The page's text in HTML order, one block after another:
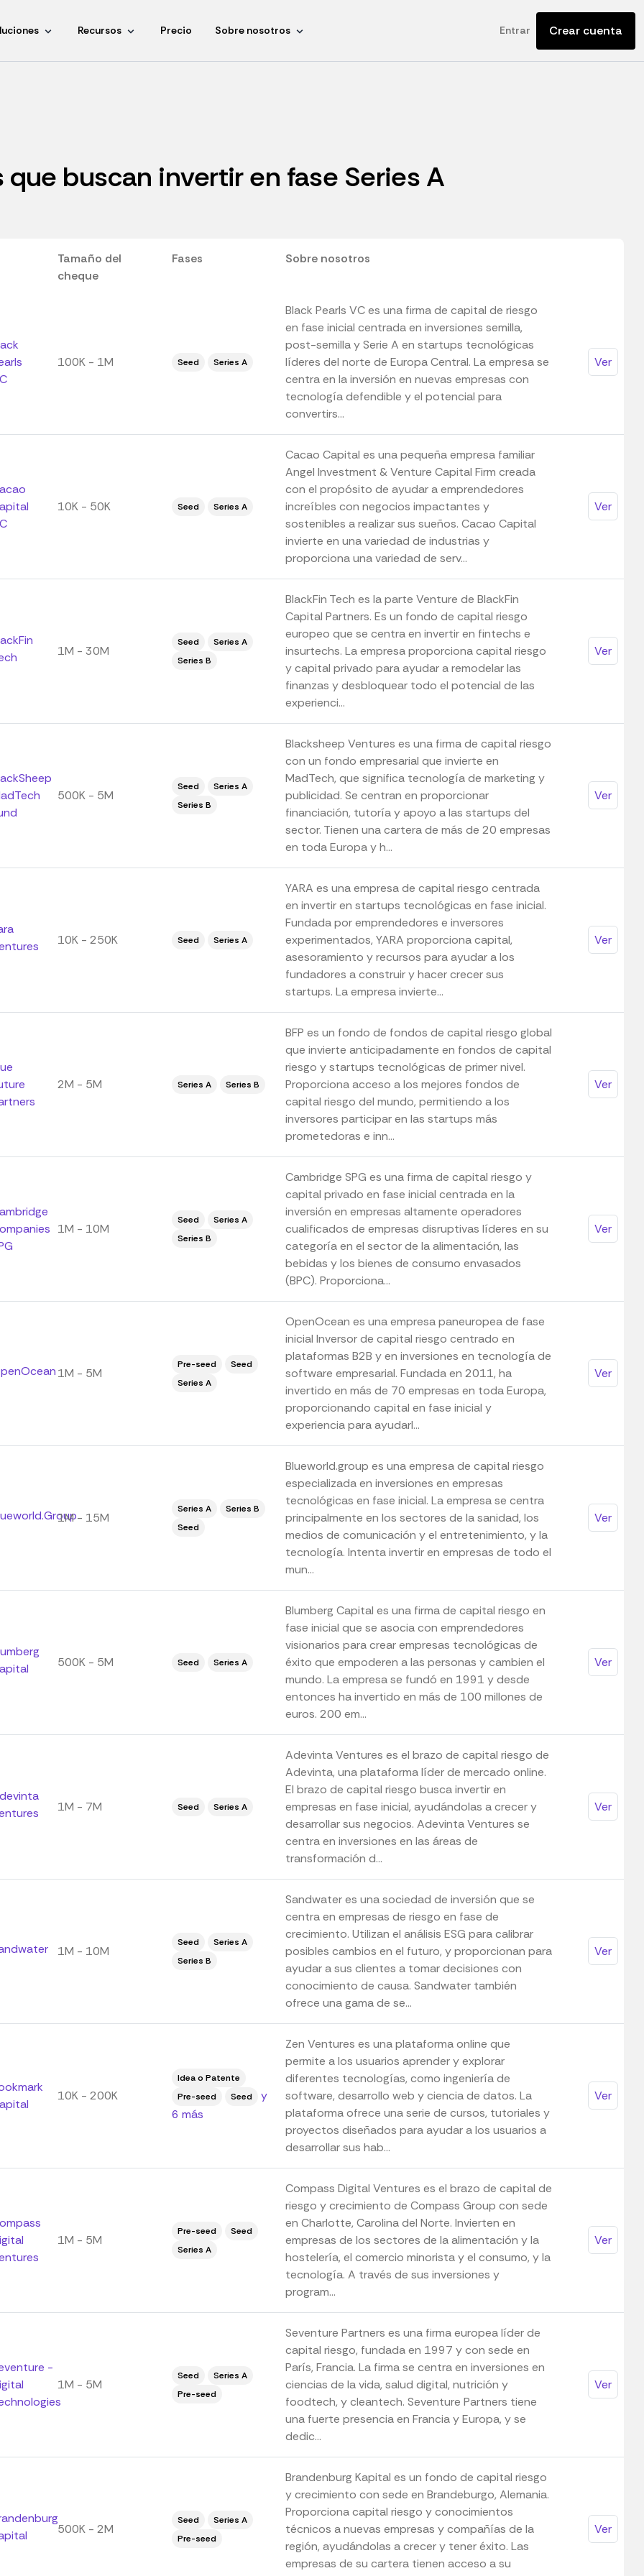
Recursos Precio Sobre nosotros Entrar Crear cuenta
que buscan invertir en fase Series A
Tamaño del
cheque
Fases Sobre nosotros
100K - 1M Seed Series A
Black Pearls VC es una firma de capital de riesgo
en fase inicial centrada en inversiones semilla,
post-semilla y Serie A en startups tecnológicas
líderes del norte de Europa Central. La empresa se
centra en la inversión en nuevas empresas con
tecnología defendible y el potencial para
convertirs...
Ver
10K - 50K Seed Series A
Cacao Capital es una pequeña empresa familiar
Angel Investment & Venture Capital Firm creada
con el propósito de ayudar a emprendedores
increíbles con negocios impactantes y
sostenibles a realizar sus sueños. Cacao Capital
invierte en una variedad de industrias y
proporciona una variedad de serv...
Ver
1M - 30M
Seed
Series A
Series B
BlackFin Tech es la parte Venture de BlackFin
Capital Partners. Es un fondo de capital riesgo
europeo que se centra en invertir en fintechs e
insurtechs. La empresa proporciona capital riesgo
y capital privado para ayudar a remodelar las
finanzas y desbloquear todo el potencial de las
experienci...
Ver
500K - 5M
Seed
Series A
Series B
Blacksheep Ventures es una firma de capital riesgo
con un fondo empresarial que invierte en
MadTech, que significa tecnología de marketing y
publicidad. Se centran en proporcionar
financiación, tutoría y apoyo a las startups del
sector. Tienen una cartera de más de 20 empresas
en toda Europa y h...
Ver
10K - 250K Seed Series A
YARA es una empresa de capital riesgo centrada
en invertir en startups tecnológicas en fase inicial.
Fundada por emprendedores e inversores
experimentados, YARA proporciona capital,
asesoramiento y recursos para ayudar a los
fundadores a construir y hacer crecer sus
startups. La empresa invierte...
Ver
2M - 5M Series A Series B
BFP es un fondo de fondos de capital riesgo global
que invierte anticipadamente en fondos de capital
riesgo y startups tecnológicas de primer nivel.
Proporciona acceso a los mejores fondos de
capital riesgo del mundo, permitiendo a los
inversores participar en las startups más
prometedoras e inn...
Ver
1M - 10M
Seed
Series A
Series B
Cambridge SPG es una firma de capital riesgo y
capital privado en fase inicial centrada en la
inversión en empresas altamente operadores
cualificados de empresas disruptivas líderes en su
categoría en el sector de la alimentación, las
bebidas y los bienes de consumo envasados
(BPC). Proporciona...
Ver
1M - 5M
Pre-seed
Seed
Series A
OpenOcean es una empresa paneuropea de fase
inicial Inversor de capital riesgo centrado en
plataformas B2B y en inversiones en tecnología de
software empresarial. Fundada en 2011, ha
invertido en más de 70 empresas en toda Europa,
proporcionando capital en fase inicial y
experiencia para ayudarl...
Ver
1M - 15M
Series A
Series B
Seed
Blueworld.group es una empresa de capital riesgo
especializada en inversiones en empresas
tecnológicas en fase inicial. La empresa se centra
principalmente en los sectores de la sanidad, los
medios de comunicación y el entretenimiento, y la
tecnología. Intenta invertir en empresas de todo el
mun...
Ver
500K - 5M Seed Series A
Blumberg Capital es una firma de capital riesgo en
fase inicial que se asocia con emprendedores
visionarios para crear empresas tecnológicas de
éxito que empoderen a las personas y cambien el
mundo. La empresa se fundó en 1991 y desde
entonces ha invertido en más de 100 millones de
euros. 200 em...
Ver
1M - 7M Seed Series A
Adevinta Ventures es el brazo de capital riesgo de
Adevinta, una plataforma líder de mercado online.
El brazo de capital riesgo busca invertir en
empresas en fase inicial, ayudándolas a crecer y
desarrollar sus negocios. Adevinta Ventures se
centra en inversiones en las áreas de
transformación d...
Ver
1M - 10M
Seed
Series A
Series B
Sandwater es una sociedad de inversión que se
centra en empresas de riesgo en fase de
crecimiento. Utilizan el análisis ESG para calibrar
posibles cambios en el futuro, y proporcionan para
ayudar a sus clientes a tomar decisiones con
conocimiento de causa. Sandwater también
ofrece una gama de se...
Ver
10K - 200K
Idea o Patente
Pre-seed
Seed
y
6 más
Zen Ventures es una plataforma online que
permite a los usuarios aprender y explorar
diferentes tecnologías, como ingeniería de
software, desarrollo web y ciencia de datos. La
plataforma ofrece una serie de cursos, tutoriales y
proyectos diseñados para ayudar a los usuarios a
desarrollar sus hab...
Ver
1M - 5M
Pre-seed
Seed
Series A
Compass Digital Ventures es el brazo de capital de
riesgo y crecimiento de Compass Group con sede
en Charlotte, Carolina del Norte. Invierten en
empresas de los sectores de la alimentación y la
hostelería, el comercio minorista y el consumo, y la
tecnología. A través de sus inversiones y
program...
Ver
-
1M - 5M
Seed
Series A
Pre-seed
Seventure Partners es una firma europea líder de
capital riesgo, fundada en 1997 y con sede en
París, Francia. La firma se centra en inversiones en
ciencias de la vida, salud digital, nutrición y
foodtech, y cleantech. Seventure Partners tiene
una fuerte presencia en Francia y Europa, y se
dedic...
Ver
500K - 2M
Seed
Series A
Pre-seed
Brandenburg Kapital es un fondo de capital riesgo
y crecimiento con sede en Brandeburgo, Alemania.
Proporciona capital riesgo y conocimientos
técnicos a nuevas empresas y compañías de la
región, ayudándolas a crecer y tener éxito. Las
empresas de su cartera tienen acceso a su
Ver